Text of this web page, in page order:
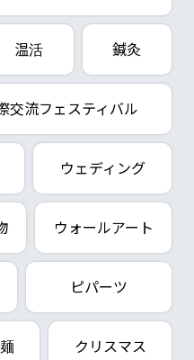
温活 鍼灸
交流フェスティバル
ウェディング
ウォールアート
ピパーツ
クリスマス